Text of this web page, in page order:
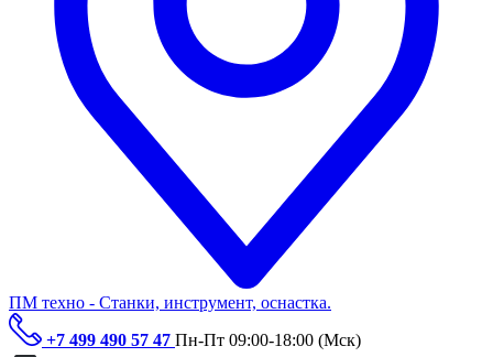
ПМ техно - Станки, инструмент, оснастка.
+7 499 490 57 47 Пн-Пт 09:00-18:00 (Мск)